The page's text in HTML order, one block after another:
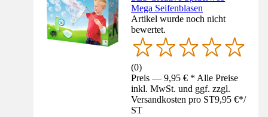
Mega Seifenblasen
Artikel wurde noch nicht
bewertet.
(0)
Preis — 9,95 € * Alle Preise
inkl. MwSt. und ggf. zzgl.
Versandkosten pro ST9,95 €*/
ST